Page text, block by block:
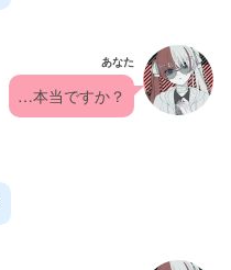
あなた
…本当ですか？